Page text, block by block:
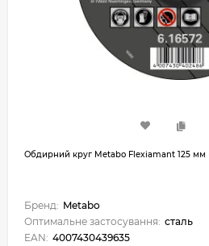
Обдирний круг Metabo Flexiamant 125 мм
Бренд: Metabo
Оптимальне застосування: сталь
EAN: 4007430439635